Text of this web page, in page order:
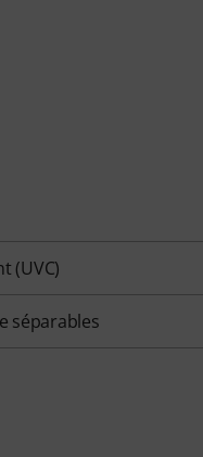
(UVC)
séparables